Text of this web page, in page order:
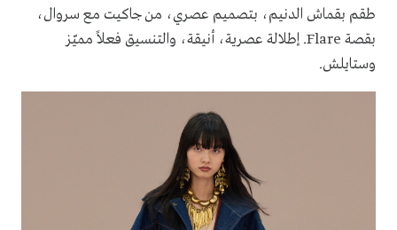
طقم بقماش الدنيم، بتصميم عصري، من جاكيت مع سروال،
بقصة Flare. إطلالة عصرية، أنيقة، والتنسيق فعلاً مميّز
وستايلش.